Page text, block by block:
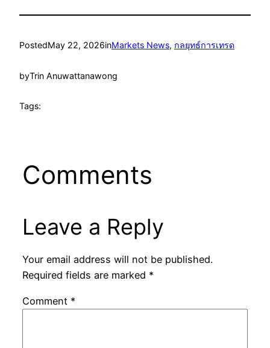
PostedMay 22, 2026inMarkets News, กลยุทธ์การเทรด
byTrin Anuwattanawong
Tags:
Comments
Leave a Reply
Your email address will not be published.
Required fields are marked *
Comment *